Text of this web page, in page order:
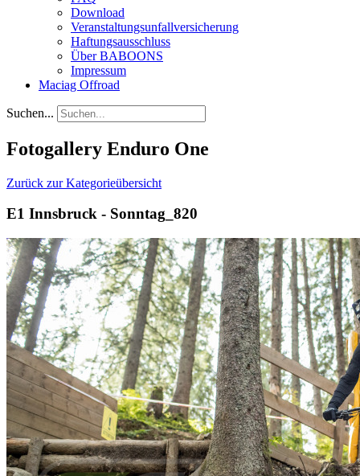
Download
Veranstaltungsunfallversicherung
Haftungsausschluss
Über BABOONS
Impressum
Maciag Offroad
Suchen...
Fotogallery Enduro One
Zurück zur Kategorieübersicht
E1 Innsbruck - Sonntag_820